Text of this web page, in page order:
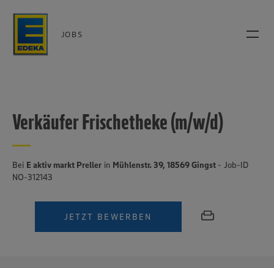
JOBS
Verkäufer Frischetheke (m/w/d)
Bei E aktiv markt Preller in Mühlenstr. 39, 18569 Gingst - Job-ID
NO-312143
JETZT BEWERBEN